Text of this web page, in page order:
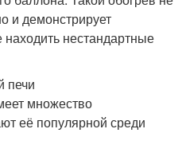
и демонстрирует
находить нестандартные
печи
множество
её популярной среди